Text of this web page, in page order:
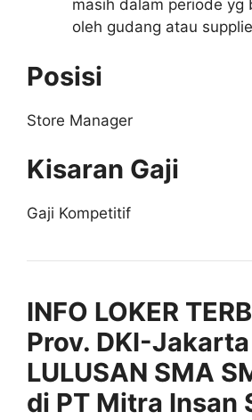
masih dalam periode yg
oleh gudang atau
Posisi
Store Manager
Kisaran Gaji
Gaji Kompetitif
INFO LOKER
Prov. DKI-Jakarta
LULUSAN SMA
di PT Mitra Insan